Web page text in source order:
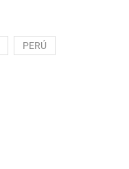
PERÚ